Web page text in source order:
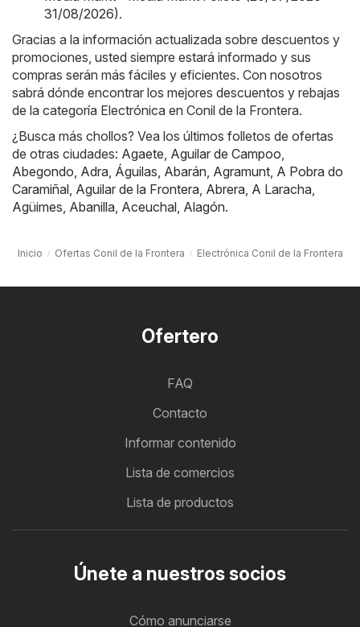
31/08/2026).
Gracias a la información actualizada sobre descuentos y
promociones, usted siempre estará informado y sus
compras serán más fáciles y eficientes. Con nosotros
sabrá dónde encontrar los mejores descuentos y rebajas
de la categoría Electrónica en Conil de la Frontera.
¿Busca más chollos? Vea los últimos folletos de ofertas
de otras ciudades: Agaete Aguilar de Campoo
Abegondo Adra Águilas Abarán Agramunt A Pobra do
Caramiñal Aguilar de la Frontera Abrera A Laracha
Agüimes Abanilla Aceuchal Alagón.
Inicio Ofertas Conil de la Frontera Electrónica Conil de la Frontera
Ofertero
FAQ
Contacto
Informar contenido
Lista de comercios
Lista de productos
Únete a nuestros socios
Cómo anunciarse